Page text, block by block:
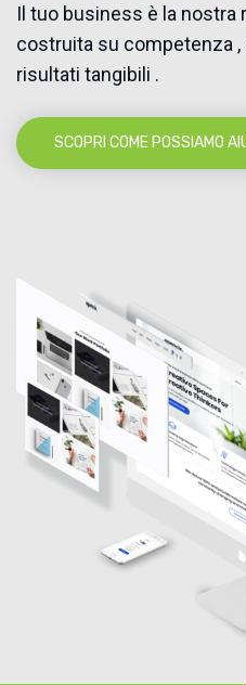
Il tuo business è la nostra
costruita su competenza
risultati tangibili .
SCOPRI COME POSSIAMO